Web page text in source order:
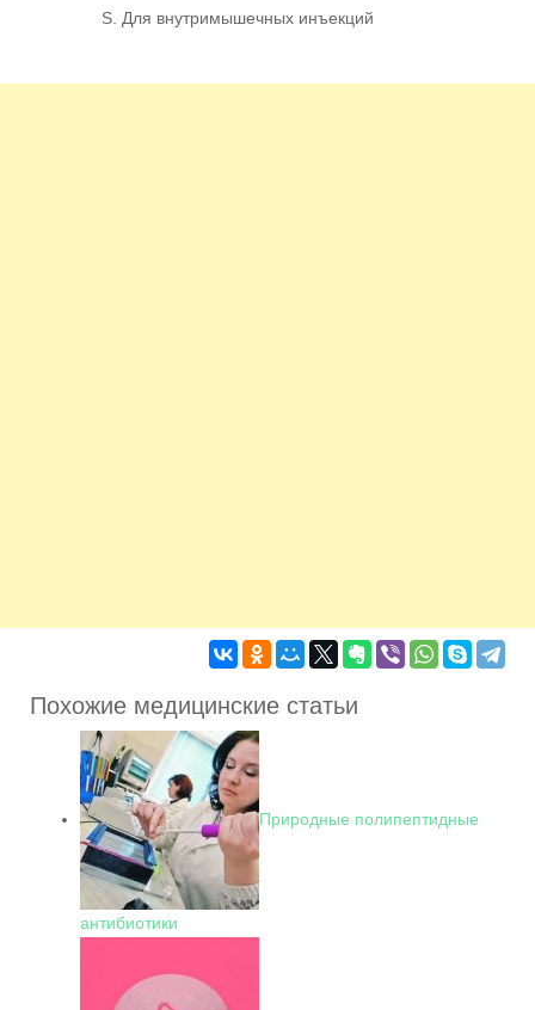
S. Для внутримышечных инъекций
Похожие медицинские статьи
Природные полипептидные
антибиотики